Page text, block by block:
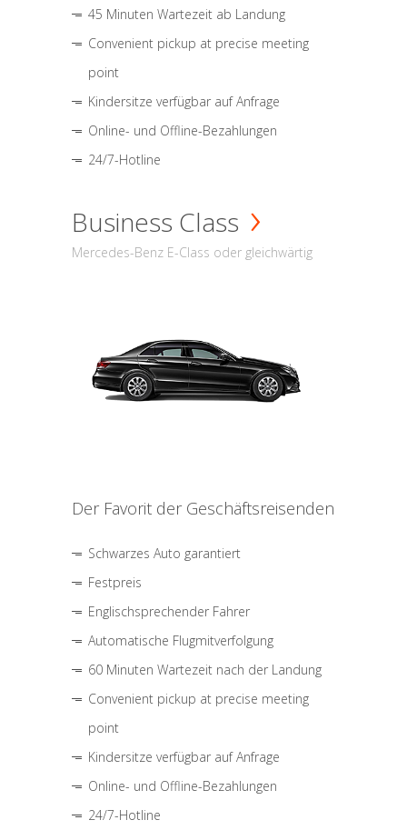
45 Minuten Wartezeit ab Landung
Convenient pickup at precise meeting
point
Kindersitze verfügbar auf Anfrage
Online- und Offline-Bezahlungen
24/7-Hotline
Business Class
Mercedes-Benz E-Class oder gleichwärtig
Der Favorit der Geschäftsreisenden
Schwarzes Auto garantiert
Festpreis
Englischsprechender Fahrer
Automatische Flugmitverfolgung
60 Minuten Wartezeit nach der Landung
Convenient pickup at precise meeting
point
Kindersitze verfügbar auf Anfrage
Online- und Offline-Bezahlungen
24/7-Hotline